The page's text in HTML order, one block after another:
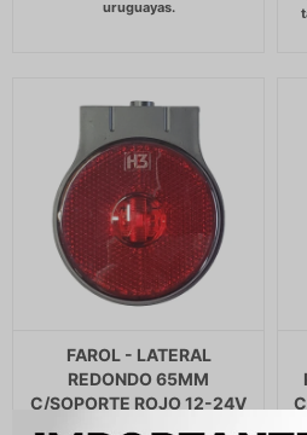
FAROL - LATERAL
REDONDO 65MM
C/SOPORTE ROJO 12-24V
FICHA H3 COMPONENTES